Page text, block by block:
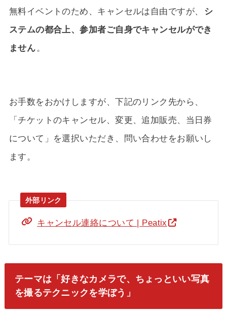
無料イベントのため、キャンセルは自由ですが、
シ
ステムの都合上、参加者ご自身でキャンセルができ
ません。
お手数をおかけしますが、下記のリンク先から、
「チケットのキャンセル、変更、追加販売、当日券
について」を選択いただき、問い合わせをお願いし
ます。
キャンセル連絡について | Peatix
テーマは「好きなカメラで、ちょっといい写真
を撮るテクニックを学ぼう」